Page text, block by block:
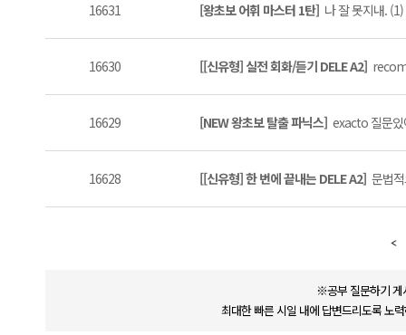
16631 [왕초보 어휘 마스터 1탄] 나 잘 못지내. (1)
16630 [[신유형] 실전 회화/듣기 DELE A2]
16629 [NEW 왕초보 탈출 파닉스] exacto 질문
16628 [[신유형] 한 번에 끝내는 DELE A2] 문법
※공부 질문하기 게
최대한 빠른 시일 내에 답변드리도록 노